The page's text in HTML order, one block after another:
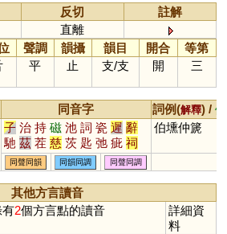
反切
註解
直離
聲調 韻攝 韻目 開合
等第
平 止 支/支 開 三
同音字 詞例(解釋) /
子 治 持 磁 池 詞 瓷 遲 辭
馳 茲 茬 慈 茨 匙 弛 疵 祠
踶 訾 臍 薺 泜 踟 餈 茈 鶿
墀 茌 沶 坻 荎 蚳 箈 箎 薋
漦 濨 澬 歭 徲 嬨 柌 貾 跢
迡 謘 鈶
伯壎仲篪
同聲同韻 同韻同調 同聲同調
其他方言讀音
有2個方言點的讀音
詳細資
料